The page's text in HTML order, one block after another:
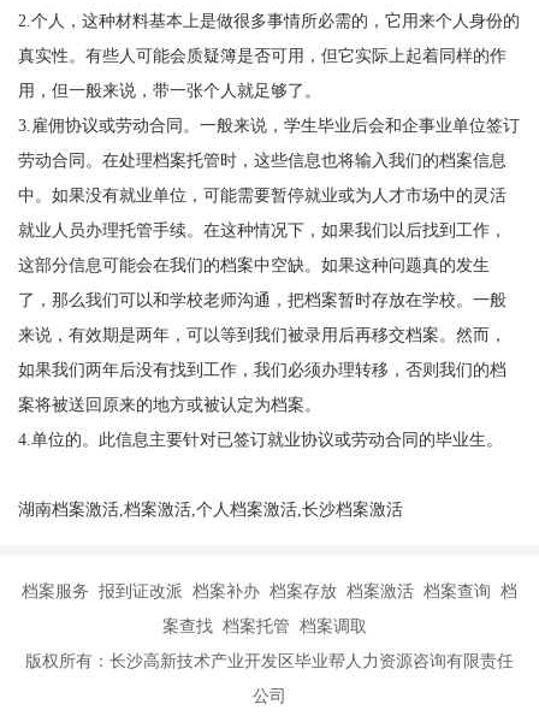
2.个人，这种材料基本上是做很多事情所必需的，它用来个人身份的
真实性。有些人可能会质疑簿是否可用，但它实际上起着同样的作
用，但一般来说，带一张个人就足够了。
3.雇佣协议或劳动合同。一般来说，学生毕业后会和企事业单位签订
劳动合同。在处理档案托管时，这些信息也将输入我们的档案信息
中。如果没有就业单位，可能需要暂停就业或为人才市场中的灵活
就业人员办理托管手续。在这种情况下，如果我们以后找到工作，
这部分信息可能会在我们的档案中空缺。如果这种问题真的发生
了，那么我们可以和学校老师沟通，把档案暂时存放在学校。一般
来说，有效期是两年，可以等到我们被录用后再移交档案。然而，
如果我们两年后没有找到工作，我们必须办理转移，否则我们的档
案将被送回原来的地方或被认定为档案。
4.单位的。此信息主要针对已签订就业协议或劳动合同的毕业生。
湖南档案激活,档案激活,个人档案激活,长沙档案激活
档案服务 报到证改派 档案补办 档案存放 档案激活 档案查询 档
案查找 档案托管 档案调取
版权所有：长沙高新技术产业开发区毕业帮人力资源咨询有限责任
公司